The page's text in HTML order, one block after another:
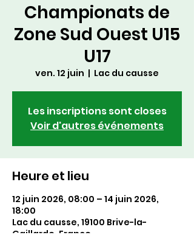
Championats de
Zone Sud Ouest U15
U17
ven. 12 juin
  |
Lac du causse
Les inscriptions sont closes
Voir d'autres événements
Heure et lieu
12 juin 2026, 08:00 – 14 juin 2026,
18:00
Lac du causse, 19100 Brive-la-
Gaillarde, France